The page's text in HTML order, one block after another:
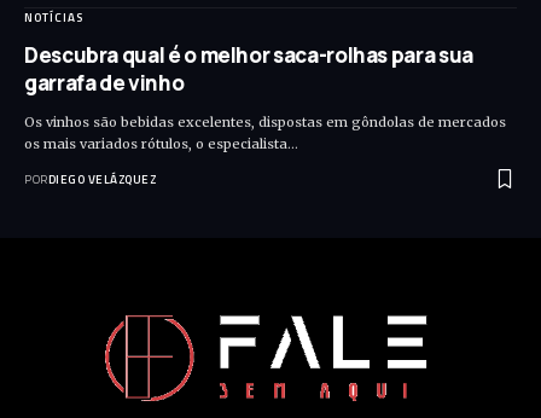
NOTÍCIAS
Descubra qual é o melhor saca-rolhas para sua
garrafa de vinho
Os vinhos são bebidas excelentes, dispostas em gôndolas de mercados
os mais variados rótulos, o especialista…
PORDIEGO VELÁZQUEZ